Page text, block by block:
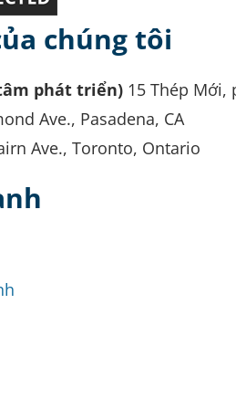
chúng tôi
phát triển) 15 Thép Mới,
Ave., Pasadena, CA
Ave., Toronto, Ontario